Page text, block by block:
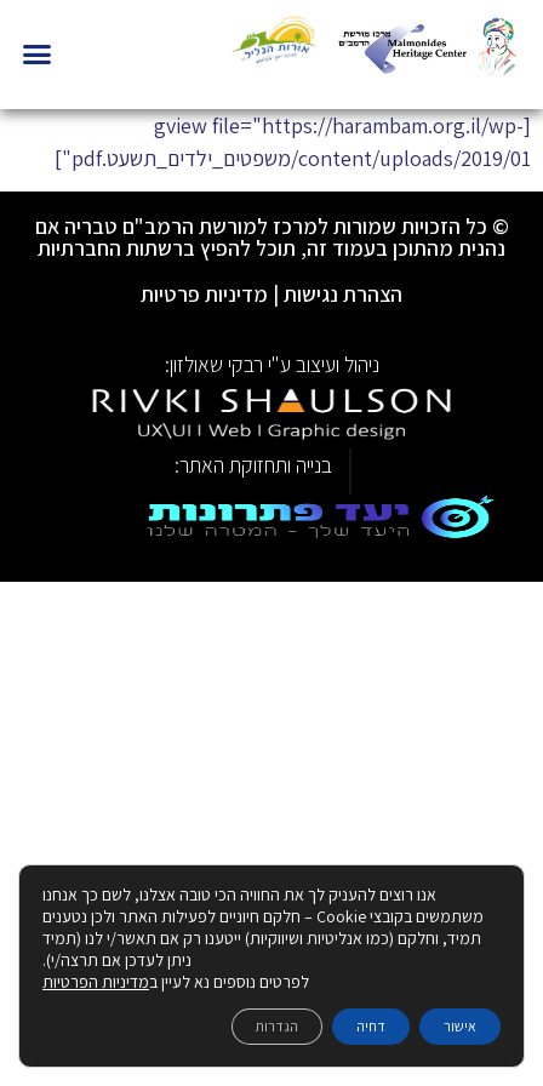
[gview file="https://harambam.org.il/wp-
content/uploads/2019/01/משפטים_ילדים_תשעט.pdf"]
© כל הזכויות שמורות למרכז למורשת הרמב"ם טבריה אם
נהנית מהתוכן בעמוד זה, תוכל להפיץ ברשתות החברתיות
הצהרת נגישות | מדיניות פרטיות
ניהול ועיצוב ע"י רבקי שאולזון:
בנייה ותחזוקת האתר:
אנו רוצים להעניק לך את החוויה הכי טובה אצלנו, לשם כך אנחנו
משתמשים בקובצי Cookie – חלקם חיוניים לפעילות האתר ולכן נטענים
תמיד, וחלקם (כמו אנליטיות ושיווקיות) ייטענו רק אם תאשר/י לנו (תמיד
ניתן לעדכן אם תרצה/י).
לפרטים נוספים נא לעיין במדיניות הפרטיות
אישור דחיה הגדרות